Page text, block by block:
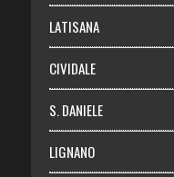
Login
LATISANA
CIVIDALE
S. DANIELE
LIGNANO